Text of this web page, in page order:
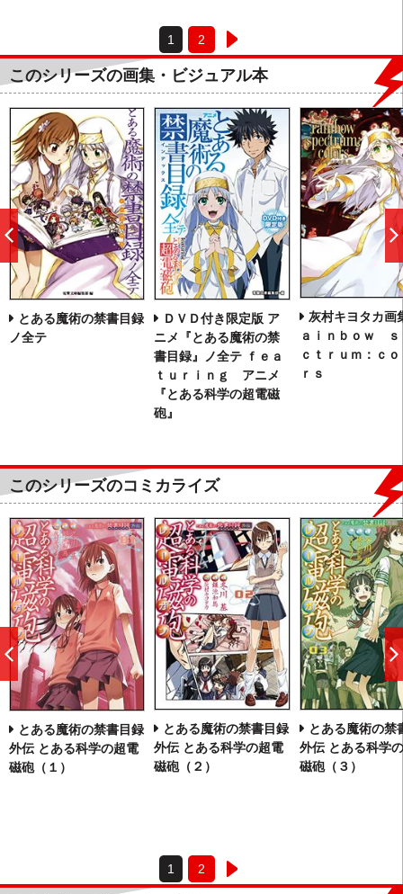
1 2
このシリーズの画集・ビジュアル本
とある魔術の禁書目録
ノ全テ
ＤＶＤ付き限定版 ア
ニメ『とある魔術の禁
書目録』ノ全テ ｆｅａ
ｔｕｒｉｎｇ アニメ
『とある科学の超電磁
砲』
灰村キヨタカ画
ａｉｎｂｏｗ ｓ
ｃｔｒｕｍ：ｃ
ｒｓ
前
へ
このシリーズのコミカライズ
とある魔術の禁書目録
外伝 とある科学の超電
磁砲（１）
とある魔術の禁書目録
外伝 とある科学の超電
磁砲（２）
とある魔術の禁
外伝 とある科学
磁砲（３）
1 2
前
へ